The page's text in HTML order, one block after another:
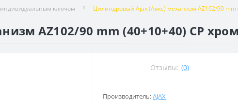
ключом Цилиндровый Ajax (Аякс) механизм AZ102/90 mm
AZ102/90 mm (40+10+40) CP
Отзывы: (0)
Производитель:AJAX